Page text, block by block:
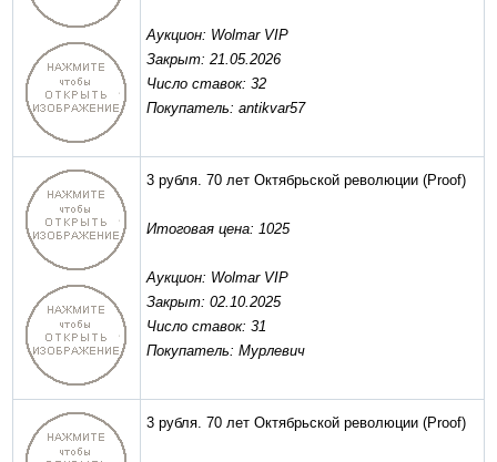
Аукцион: Wolmar VIP
Закрыт: 21.05.2026
Число ставок: 32
Покупатель: antikvar57
3 рубля. 70 лет Октябрьской революции (Proof)
Итоговая цена: 1025
Аукцион: Wolmar VIP
Закрыт: 02.10.2025
Число ставок: 31
Покупатель: Мурлевич
3 рубля. 70 лет Октябрьской революции (Proof)